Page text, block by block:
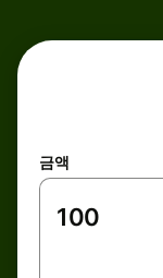
금액